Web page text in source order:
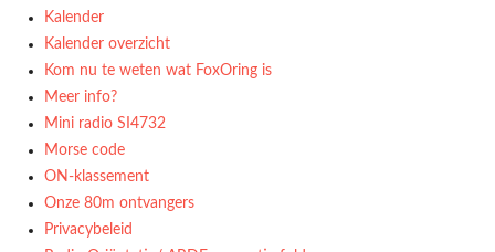
Kalender
Kalender overzicht
Kom nu te weten wat FoxOring is
Meer info?
Mini radio SI4732
Morse code
ON-klassement
Onze 80m ontvangers
Privacybeleid